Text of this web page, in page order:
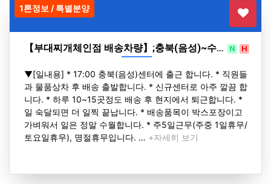
1톤정보 / 특별분양
【부대찌개체인점 배송차량】;충북(음성)~수… N H
▼[일내용] * 17:00 충북(음성)센터에 출근 합니다. * 직원들
과 물품상차 후 배송 출발합니다. * 신규센터로 아주 깔끔 합
니다. * 하루 10~15곳정도 배송 후 현지에서 퇴근합니다. *
일 숙달되면 더 일찍 끝납니다. * 배송품목이 박스포장이고
가벼워서 일은 정말 수월합니다. * 주5일근무(주중 1일휴무/
토요일휴무), 명절휴무입니다. … +자세히 보기